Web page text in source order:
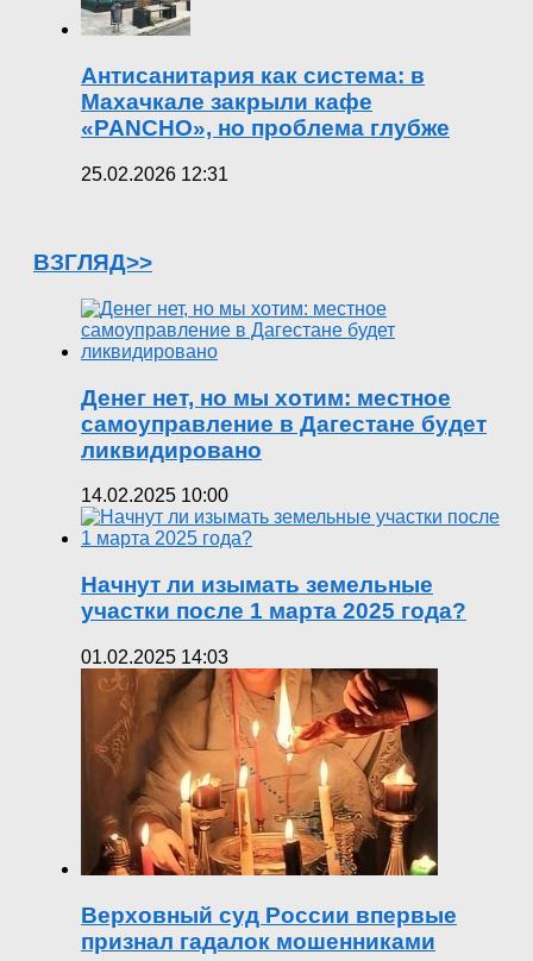
Антисанитария как система: в
Махачкале закрыли кафе
«PANCHO», но проблема глубже
25.02.2026 12:31
ВЗГЛЯД>>
Денег нет, но мы хотим: местное
самоуправление в Дагестане будет
ликвидировано
14.02.2025 10:00
Начнут ли изымать земельные
участки после 1 марта 2025 года?
01.02.2025 14:03
Верховный суд России впервые
признал гадалок мошенниками